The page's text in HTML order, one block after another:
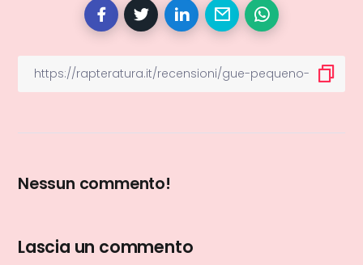
Nessun commento!
Lascia un commento